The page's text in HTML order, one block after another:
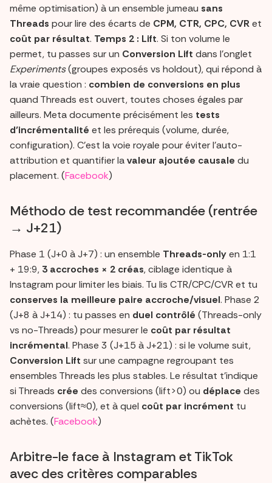
même optimisation) à un ensemble jumeau sans
Threads pour lire des écarts de CPM, CTR, CPC, CVRet
coût par résultat. Temps 2 : Lift. Si ton volume le
permet, tu passes sur un Conversion Lift dans l’onglet
Experiments(groupes exposés vs holdout), qui répond à
la vraie question : combien de conversions en plus
quand Threads est ouvert, toutes choses égales par
ailleurs. Meta documente précisément les tests
d’incrémentalité et les prérequis (volume, durée,
configuration). C’est la voie royale pour éviter l’auto-
attribution et quantifier lavaleur ajoutée causale du
placement. (Facebook)
Méthodo de test recommandée (rentrée
→ J+21)
Phase 1 (J+0 à J+7) : un ensemble Threads-onlyen 1:1
+ 19:9, 3 accroches × 2 créas, ciblage identique à
Instagram pour limiter les biais. Tu lis CTR/CPC/CVR et tu
conserves la meilleure paire accroche/visuel. Phase 2
(J+8 à J+14) : tu passes en duel contrôlé (Threads-only
vs no-Threads) pour mesurer le coût par résultat
incrémental. Phase 3 (J+15 à J+21) : si le volume suit,
Conversion Lift sur une campagne regroupant tes
ensembles Threads les plus stables. Le résultat t’indique
si Threads crée des conversions (lift>0) ou déplace des
conversions (lift≈0), et à quel coût par incrément tu
achètes. (Facebook)
Arbitre-le face à Instagram et TikTok
avec des critères comparables